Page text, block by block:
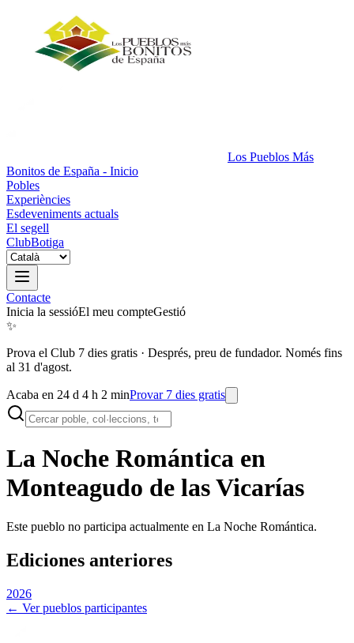
Los Pueblos Más
Bonitos de España - Inicio
Pobles
Experiències
Esdeveniments actuals
El segell
ClubBotiga
Contacte
Inicia la sessióEl meu compteGestió
✨
Prova el Club 7 dies gratis · Després, preu de fundador. Només fins
al 31 d'agost.
Acaba en 24 d 4 h 2 minProvar 7 dies gratis
La Noche Romántica en
Monteagudo de las Vicarías
Este pueblo no participa actualmente en La Noche Romántica.
Ediciones anteriores
2026
← Ver pueblos participantes